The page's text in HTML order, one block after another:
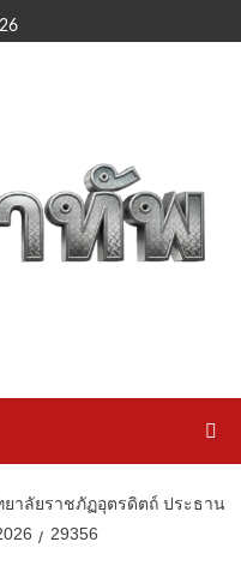
าลัยราชภัฏอุตรดิตถ์ ประธาน
29356